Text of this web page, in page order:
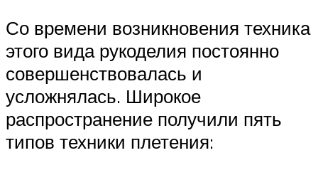
Со времени возникновения техника
этого вида рукоделия постоянно
совершенствовалась и
усложнялась. Широкое
распространение получили пять
типов техники плетения: